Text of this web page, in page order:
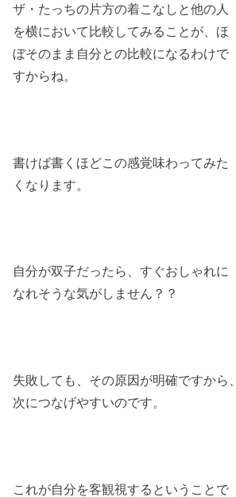
ザ・たっちの片方の着こなしと他の人
を横において比較してみることが、ほ
ぼそのまま自分との比較になるわけで
すからね。
書けば書くほどこの感覚味わってみた
くなります。
自分が双子だったら、すぐおしゃれに
なれそうな気がしません？？
失敗しても、その原因が明確ですから、
次につなげやすいのです。
これが自分を客観視するということで